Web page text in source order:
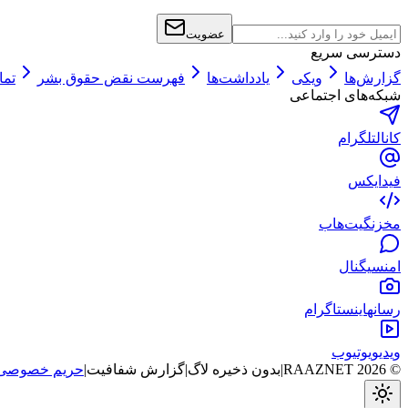
عضویت
دسترسی سریع
گزارش‌ها
ویکی یادداشت‌ها فهرست نقض حقوق بشر
شبکه‌های اجتماعی
کانالتلگرام
فید ایکس
مخزنگیت‌هاب
امنسیگنال
رسانهاینستاگرام
ویدیویوتیوب
©
2026
RAAZNET
|بدون ذخیره لاگ|گزارش شفافیت|حریم